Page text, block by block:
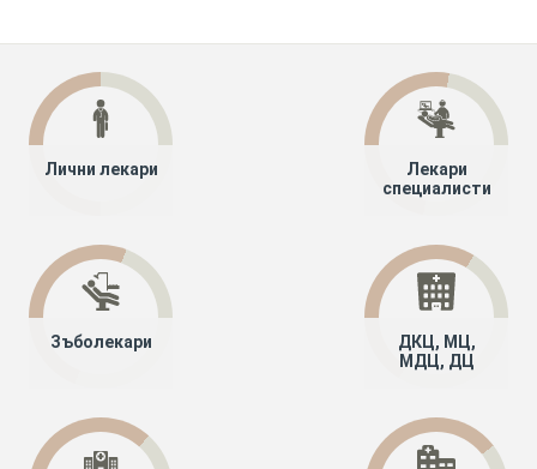
Лични лекари
Лекари
специалисти
Зъболекари
ДКЦ, МЦ,
МДЦ, ДЦ